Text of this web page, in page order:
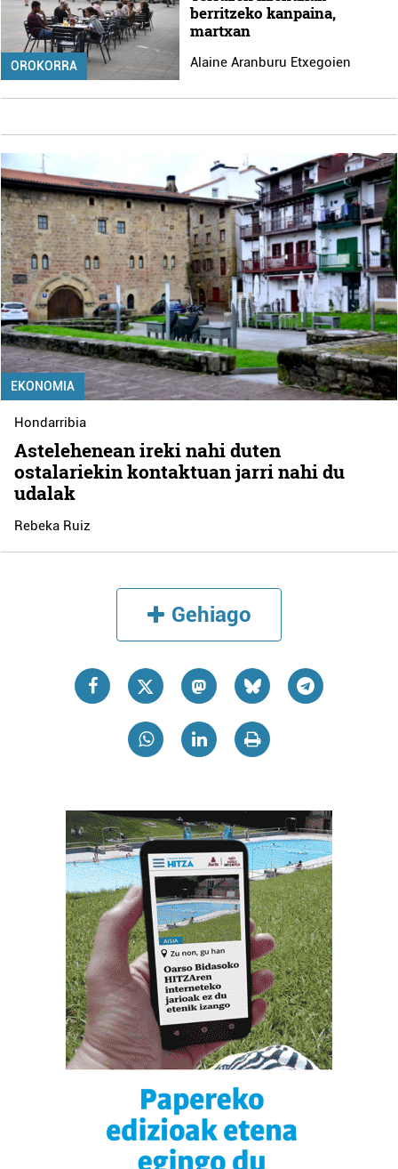
OROKORRA
berritzeko kanpaina,
martxan
Alaine Aranburu Etxegoien
EKONOMIA
Hondarribia
Astelehenean ireki nahi duten
ostalariekin kontaktuan jarri nahi du
udalak
Rebeka Ruiz
Gehiago